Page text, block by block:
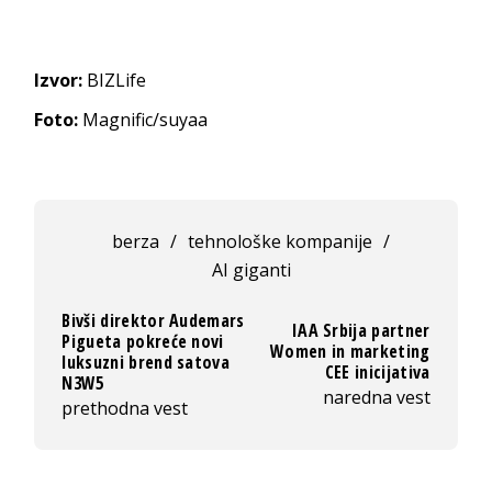
Izvor: BIZLife
Foto: Magnific/suyaa
berza / tehnološke kompanije /
AI giganti
Bivši direktor Audemars
Pigueta pokreće novi
luksuzni brend satova
N3W5
prethodna vest
IAA Srbija partner
Women in marketing
CEE inicijativa
naredna vest